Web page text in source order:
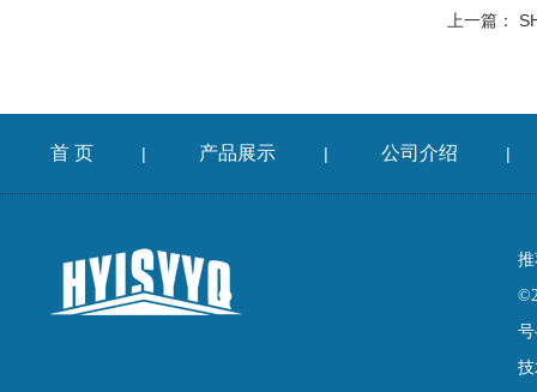
上一篇：
首 页 | 产品展示 | 公司介绍 |
号